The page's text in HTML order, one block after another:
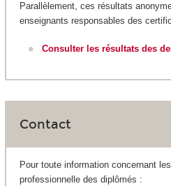
Parallèlement, ces résultats
enseignants responsables des
Consulter les résultats des
Contact
Pour toute information concernant
professionnelle des diplômés :